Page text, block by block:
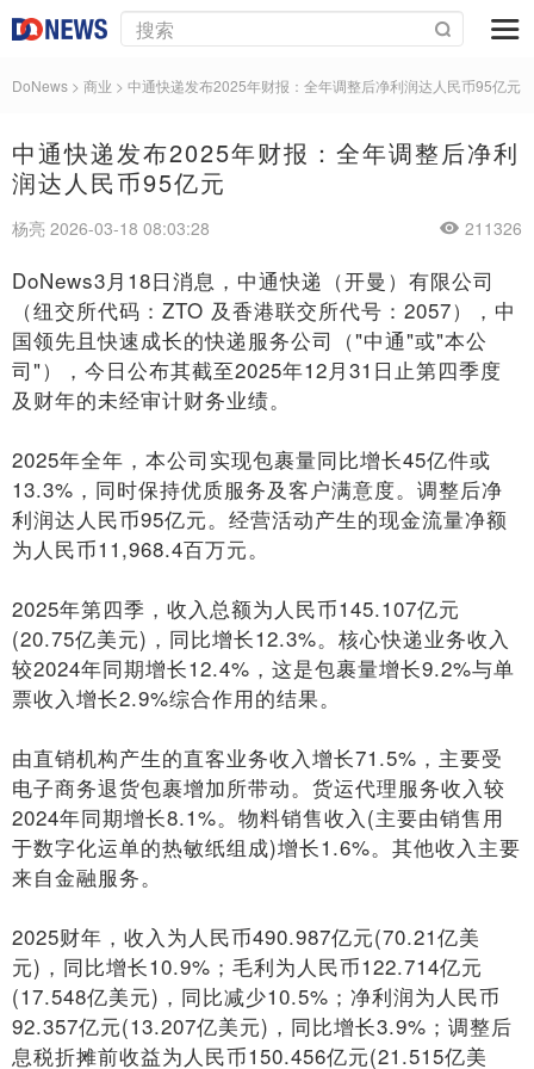
DoNews > 商业 > 中通快递发布2025年财报：全年调整后净利润达人民币95亿元
中通快递发布2025年财报：全年调整后净利
润达人民币95亿元
杨亮 2026-03-18 08:03:28 211326
DoNews3月18日消息，中通快递（开曼）有限公司
（纽交所代码：ZTO 及香港联交所代号：2057），中
国领先且快速成长的快递服务公司（"中通"或"本公
司"），今日公布其截至2025年12月31日止第四季度
及财年的未经审计财务业绩。
2025年全年，本公司实现包裹量同比增长45亿件或
13.3%，同时保持优质服务及客户满意度。调整后净
利润达人民币95亿元。经营活动产生的现金流量净额
为人民币11,968.4百万元。
2025年第四季，收入总额为人民币145.107亿元
(20.75亿美元)，同比增长12.3%。核心快递业务收入
较2024年同期增长12.4%，这是包裹量增长9.2%与单
票收入增长2.9%综合作用的结果。
由直销机构产生的直客业务收入增长71.5%，主要受
电子商务退货包裹增加所带动。货运代理服务收入较
2024年同期增长8.1%。物料销售收入(主要由销售用
于数字化运单的热敏纸组成)增长1.6%。其他收入主要
来自金融服务。
2025财年，收入为人民币490.987亿元(70.21亿美
元)，同比增长10.9%；毛利为人民币122.714亿元
(17.548亿美元)，同比减少10.5%；净利润为人民币
92.357亿元(13.207亿美元)，同比增长3.9%；调整后
息税折摊前收益为人民币150.456亿元(21.515亿美